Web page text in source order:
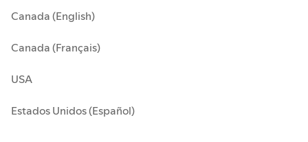
Canada (English)
Canada (Français)
USA
Estados Unidos (Español)